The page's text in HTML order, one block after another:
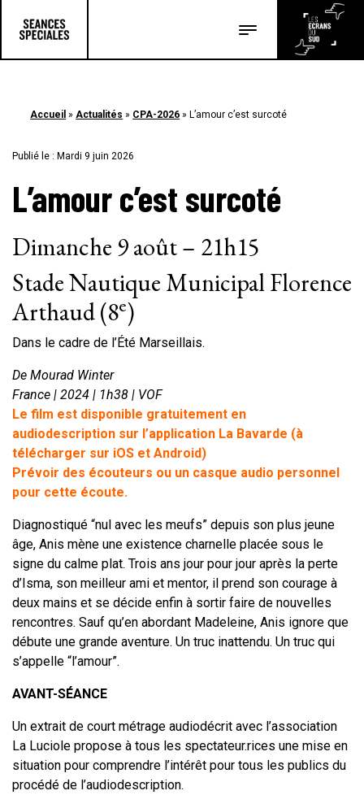
Accueil »Actualités » CPA-2026 » L’amour c’est surcoté
Publié le : Mardi 9 juin 2026
L’amour c’est surcoté
Dimanche 9 août – 21h15
Stade Nautique Municipal Florence
Arthaud (8e)
Dans le cadre de l’Été Marseillais.
De Mourad Winter
France | 2024 | 1h38 | VOF
Le film est disponible gratuitement en
audiodescription sur l’application La Bavarde (à
télécharger sur iOS et Android)
Prévoir des écouteurs ou un casque audio personnel
pour cette écoute.
Diagnostiqué “nul avec les meufs” depuis son plus jeune
âge, Anis mène une existence charnelle placée sous le
signe du calme plat. Trois ans jour pour jour après la perte
d’Isma, son meilleur ami et mentor, il prend son courage à
deux mains et se décide enfin à sortir faire de nouvelles
rencontres. Sauf qu’en abordant Madeleine, Anis ignore que
débute une grande aventure. Un truc inattendu. Un truc qui
s’appelle “l’amour”.
AVANT-SÉANCE
Un extrait de court métrage audiodécrit avec l’association
La Luciole propose à tous les spectateur.rices une mise en
situation pour comprendre l’intérêt pour tous les publics du
procédé de l’audiodescription.